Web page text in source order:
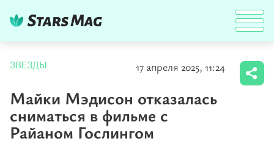
ЗВЕЗДЫ 17 апреля 2025, 11:24
Майки Мэдисон отказалась
сниматься в фильме с
Райаном Гослингом